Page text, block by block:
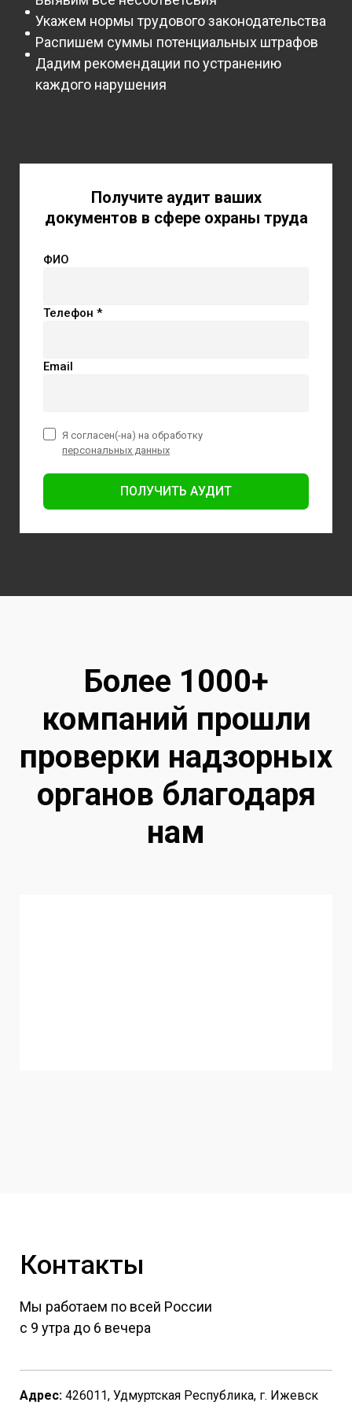
Укажем нормы трудового законодательства
Распишем суммы потенциальных штрафов
Дадим рекомендации по устранению
каждого нарушения
Получите аудит ваших
документов в сфере охраны труда
ФИО
Телефон *
Email
ПОЛУЧИТЬ АУДИТ
Я согласен(-на) на обработку
персональных данных
Более 1000+
компаний прошли
проверки надзорных
органов благодаря
нам
Контакты
Мы работаем по всей России
с 9 утра до 6 вечера
Адрес: 426011, Удмуртская Республика, г. Ижевск